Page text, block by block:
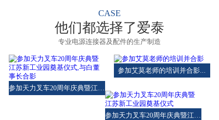
CASE
他们都选择了爱泰
专业电源连接器及配件的生产制造
参加艾莫老师的培训并合影...
参加天力叉车20周年庆典暨江苏新工业园奠基仪式...